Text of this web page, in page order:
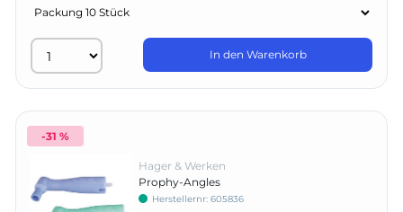
In den Warenkorb
-31 %
Hager & Werken
Prophy-Angles
Herstellernr: 605836